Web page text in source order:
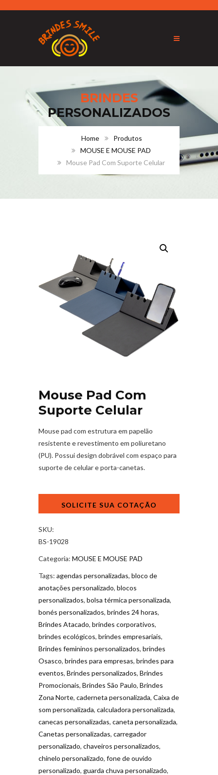
BRINDES
PERSONALIZADOS
Home
Produtos
MOUSE E MOUSE PAD
Mouse Pad Com Suporte Celular
Mouse Pad Com
Suporte Celular
Mouse pad com estrutura em papelão
resistente e revestimento em poliuretano
(PU). Possui design dobrável com espaço para
suporte de celular e porta-canetas.
Celular
quantidade
SKU:
BS-19028
Categoria: MOUSE E MOUSE PAD
Tags: agendas personalizadas, bloco de
anotações personalizado, blocos
personalizados, bolsa térmica personalizada,
bonés personalizados, brindes 24 horas,
Brindes Atacado, brindes corporativos,
brindes ecológicos, brindes empresariais,
Brindes femininos personalizados, brindes
Osasco, brindes para empresas, brindes para
eventos, Brindes personalizados, Brindes
Promocionais, Brindes São Paulo, Brindes
Zona Norte, caderneta personalizada, Caixa de
som personalizada, calculadora personalizada,
canecas personalizadas, caneta personalizada,
Canetas personalizadas, carregador
personalizado, chaveiros personalizados,
chinelo personalizado, fone de ouvido
personalizado, guarda chuva personalizado,